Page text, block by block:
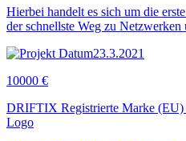
Hierbei handelt es sich um die
der schnellste Weg zu
23.3.2021
10000 €
DRIFTIX Registrierte Marke (EU)
Logo